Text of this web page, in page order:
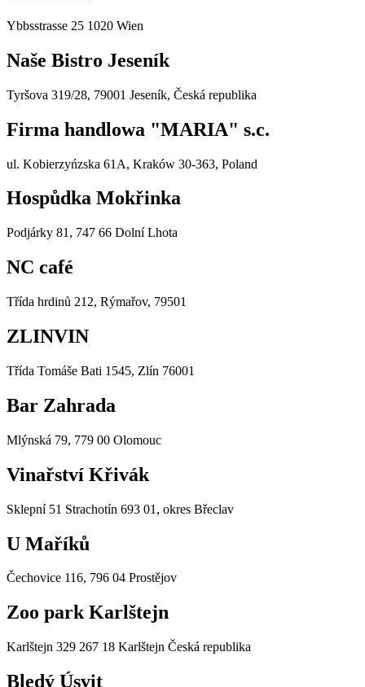
Ybbsstrasse 25 1020 Wien
Naše Bistro Jeseník
Tyršova 319/28, 79001 Jeseník, Česká republika
Firma handlowa "MARIA" s.c.
ul. Kobierzyńzska 61A, Kraków 30-363, Poland
Hospůdka Mokřinka
Podjárky 81, 747 66 Dolní Lhota
NC café
Třída hrdinů 212, Rýmařov, 79501
ZLINVIN
Třída Tomáše Bati 1545, Zlín 76001
Bar Zahrada
Mlýnská 79, 779 00 Olomouc
Vinařství Křivák
Sklepní 51 Strachotín 693 01, okres Břeclav
U Maříků
Čechovice 116, 796 04 Prostějov
Zoo park Karlštejn
Karlštejn 329 267 18 Karlštejn Česká republika
Bledý Úsvit